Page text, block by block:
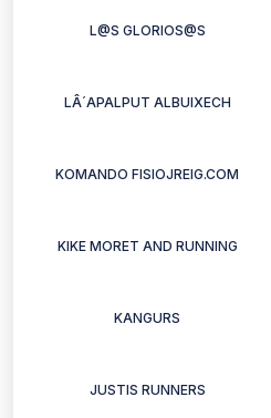
L@S GLORIOS@S
LÂ´APALPUT ALBUIXECH
KOMANDO FISIOJREIG.COM
KIKE MORET AND RUNNING
KANGURS
JUSTIS RUNNERS